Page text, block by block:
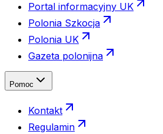
Portal informacyjny UK
Polonia Szkocja
Polonia UK
Gazeta polonijna
Pomoc
Kontakt
Regulamin